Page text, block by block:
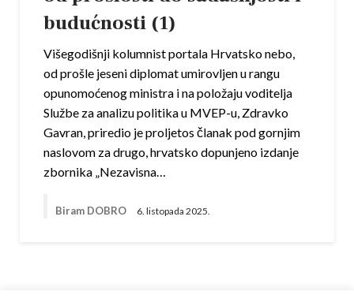
budućnosti (1)
Višegodišnji kolumnist portala Hrvatsko nebo,
od prošle jeseni diplomat umirovljen u rangu
opunomoćenog ministra i na položaju voditelja
Službe za analizu politika u MVEP-u, Zdravko
Gavran, priredio je proljetos članak pod gornjim
naslovom za drugo, hrvatsko dopunjeno izdanje
zbornika „Nezavisna…
Biram DOBRO 6. listopada 2025.